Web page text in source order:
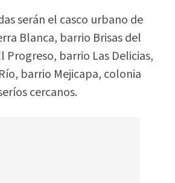
serán el casco urbano de
Blanca, barrio Brisas del
Progreso, barrio Las Delicias,
barrio Mejicapa, colonia
cercanos.